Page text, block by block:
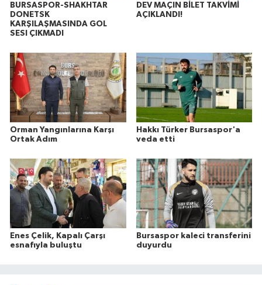
BURSASPOR-SHAKHTAR
DONETSK
KARŞILAŞMASINDA GOL
SESI ÇIKMADI
DEV MAÇIN BİLET TAKVİMİ
AÇIKLANDI!
Orman Yangınlarına Karşı
Ortak Adım
Hakkı Türker Bursaspor'a
veda etti
Enes Çelik, Kapalı Çarşı
esnafıyla buluştu
Bursaspor kaleci transferini
duyurdu